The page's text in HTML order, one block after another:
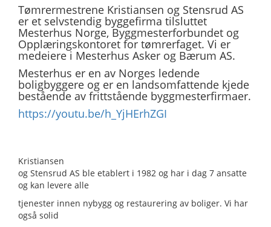
Tømrermestrene Kristiansen og Stensrud AS
er et selvstendig byggefirma tilsluttet
Mesterhus Norge, Byggmesterforbundet og
Opplæringskontoret for tømrerfaget. Vi er
medeiere i Mesterhus Asker og Bærum AS.
Mesterhus er en av Norges ledende
boligbyggere og er en landsomfattende kjede
bestående av frittstående byggmesterfirmaer.
https://youtu.be/h_YjHErhZGI
Kristiansen
og Stensrud AS ble etablert i 1982 og har i dag 7 ansatte
og kan levere alle
tjenester innen nybygg og restaurering av boliger. Vi har
også solid